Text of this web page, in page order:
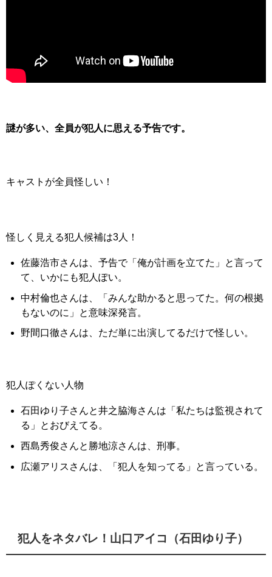
謎が多い、全員が犯人に思える予告です。
キャストが全員怪しい！
怪しく見える犯人候補は3人！
佐藤浩市さんは、予告で「俺が計画を立てた」と言って
て、いかにも犯人ぽい。
中村倫也さんは、「みんな助かると思ってた。何の根拠
もないのに」と意味深発言。
野間口徹さんは、ただ単に出演してるだけで怪しい。
犯人ぽくない人物
石田ゆり子さんと井之脇海さんは「私たちは監視されて
る」とおびえてる。
西島秀俊さんと勝地涼さんは、刑事。
広瀬アリスさんは、「犯人を知ってる」と言っている。
犯人をネタバレ！山口アイコ（石田ゆり子）